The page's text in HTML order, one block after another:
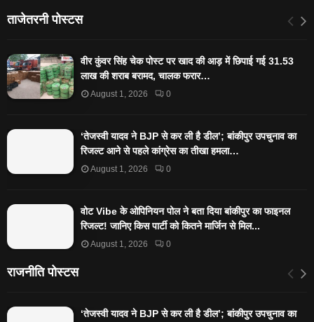
ताजेतरनी पोस्टस
वीर कुंवर सिंह चेक पोस्ट पर खाद की आड़ में छिपाई गई 31.53
लाख की शराब बरामद, चालक फरार…
August 1, 2026 0
‘तेजस्‍वी यादव ने BJP से कर ली है डील’; बांकीपुर उपचुनाव का
रिजल्‍ट आने से पहले कांग्रेस का तीखा हमला…
August 1, 2026 0
वोट Vibe के ओपिनियन पोल ने बता दिया बांकीपुर का फाइनल
रिजल्ट! जानिए किस पार्टी को कितने मार्जिन से मिल...
August 1, 2026 0
राजनीति पोस्टस
‘तेजस्‍वी यादव ने BJP से कर ली है डील’; बांकीपुर उपचुनाव का